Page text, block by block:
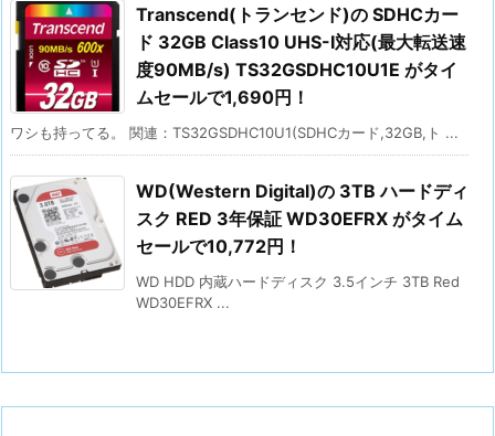
Transcend(トランセンド)の SDHCカー
ド 32GB Class10 UHS-I対応(最大転送速
度90MB/s) TS32GSDHC10U1E がタイ
ムセールで1,690円！
ワシも持ってる。 関連：TS32GSDHC10U1(SDHCカード,32GB,ト ...
WD(Western Digital)の 3TB ハードディ
スク RED 3年保証 WD30EFRX がタイム
セールで10,772円！
WD HDD 内蔵ハードディスク 3.5インチ 3TB Red
WD30EFRX ...